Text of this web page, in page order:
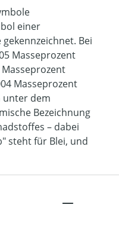
einer
Bei
Masseprozent
Masseprozent
unter dem
Bezeichnung
– dabei
steht für Blei, und